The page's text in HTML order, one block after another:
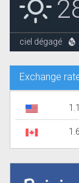
ciel dégagé
Exchange